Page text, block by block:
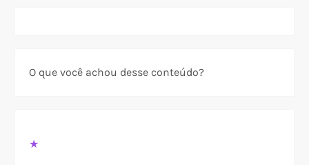
O que você achou desse conteúdo?
★